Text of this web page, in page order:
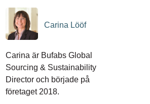
Carina Lööf
Carina är Bufabs Global
Sourcing & Sustainability
Director och började på
företaget 2018.